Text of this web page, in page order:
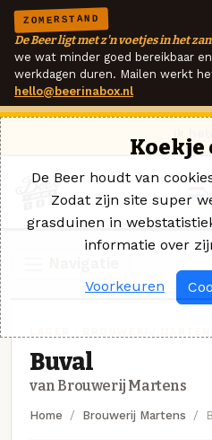
ZOMERSTAND
De Beer ligt met z'n voetjes in het
we wat minder goed bereikbaar
werkdagen duren. Mailen werkt
hello@beerinabox.nl
Buval
van Brouwerij Martens
Home Brouwerij Martens
Koekje
De Beer houdt van
Zodat zijn site super
grasduinen in
informatie over
Voorkeuren